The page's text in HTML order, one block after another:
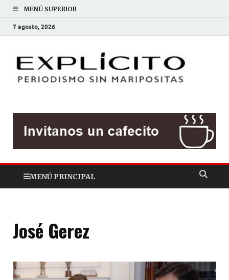
MENÚ SUPERIOR
7 agosto, 2026
MENÚ PRINCIPAL
José Gerez